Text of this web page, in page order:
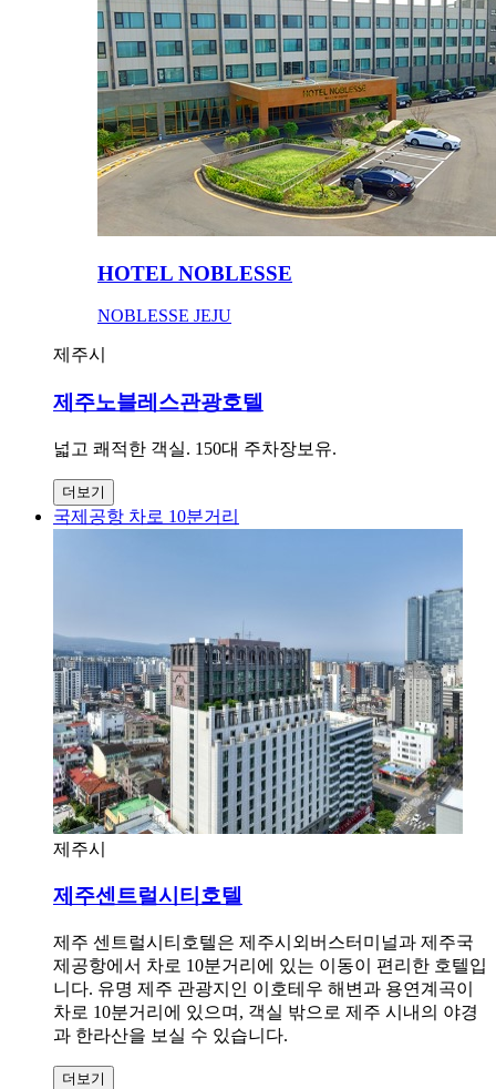
HOTEL NOBLESSE
NOBLESSE JEJU
제주시
제주노블레스관광호텔
넓고 쾌적한 객실. 150대 주차장보유.
더보기
국제공항 차로 10분거리
제주시
제주센트럴시티호텔
제주 센트럴시티호텔은 제주시외버스터미널과 제주국
제공항에서 차로 10분거리에 있는 이동이 편리한 호텔입
니다. 유명 제주 관광지인 이호테우 해변과 용연계곡이
차로 10분거리에 있으며, 객실 밖으로 제주 시내의 야경
과 한라산을 보실 수 있습니다.
더보기